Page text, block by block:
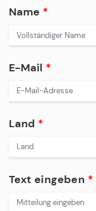
Name *
E-Mail *
Land *
Text eingeben *